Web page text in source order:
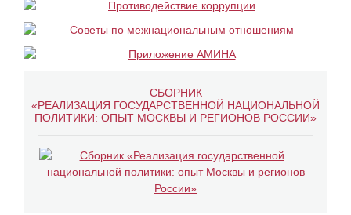
СБОРНИК
«РЕАЛИЗАЦИЯ ГОСУДАРСТВЕННОЙ НАЦИОНАЛЬНОЙ
ПОЛИТИКИ: ОПЫТ МОСКВЫ И РЕГИОНОВ РОССИИ»